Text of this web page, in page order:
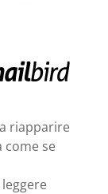
riapparire
come se